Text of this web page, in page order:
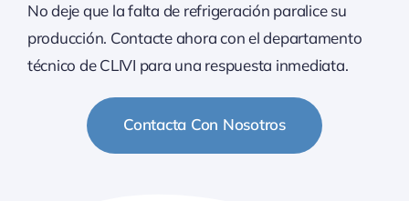
No deje que la falta de refrigeración paralice su
producción. Contacte ahora con el departamento
técnico de CLIVI para una respuesta inmediata.
Contacta Con Nosotros